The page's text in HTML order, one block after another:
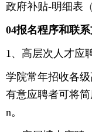
政府补贴-明细表
04报名程序和联
1、高层次人才应
学院常年招收各
有意应聘者可将简
n。